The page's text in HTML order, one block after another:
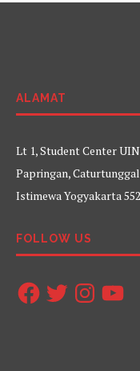
ALAMAT
Lt 1, Student Center
Papringan,
Istimewa Yogyakarta
FOLLOW US
FacebookTwitterInstagram
YouTube